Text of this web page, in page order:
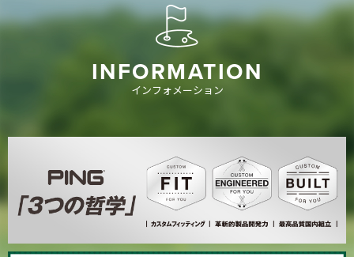
INFORMATION
インフォメーション